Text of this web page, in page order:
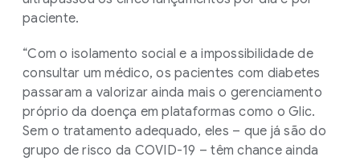
paciente.
“Com o isolamento social e a impossibilidade de
consultar um médico, os pacientes com diabetes
passaram a valorizar ainda mais o gerenciamento
próprio da doença em plataformas como o Glic.
Sem o tratamento adequado, eles – que já são do
grupo de risco da COVID-19 – têm chance ainda